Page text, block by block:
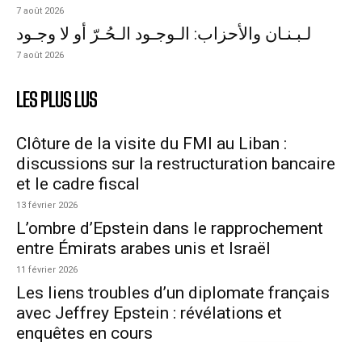
7 août 2026
لـبـنـان والأحزاب: الـوجـود الـحُـرّ أو لا وجـود
7 août 2026
LES PLUS LUS
Clôture de la visite du FMI au Liban :
discussions sur la restructuration bancaire
et le cadre fiscal
13 février 2026
L’ombre d’Epstein dans le rapprochement
entre Émirats arabes unis et Israël
11 février 2026
Les liens troubles d’un diplomate français
avec Jeffrey Epstein : révélations et
enquêtes en cours